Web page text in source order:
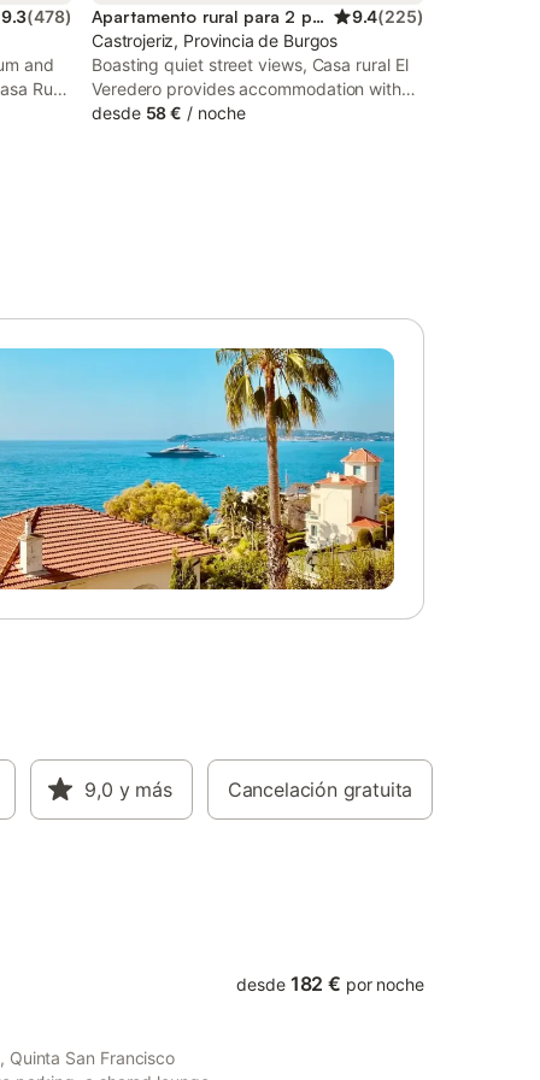
9.3(478)
and
Rural
Apartamento rural para 2 personas 9.4(225)
Castrojeriz, Provincia de Burgos
Boasting quiet street views, Casa rural El
Veredero provides accommodation with
patio, around 47 km from Burgos Museum.
desde 58 € / noche
9,0 y más Cancelación gratuita
Quinta San Francisco
desde 182 € por noche